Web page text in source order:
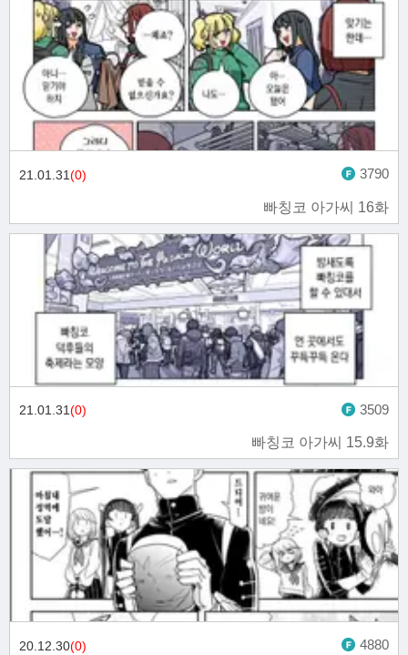
빠칭코 아가씨 16화
21.01.31(0) 3790
빠칭코 아가씨 15.9화
21.01.31(0) 3509
20.12.30(0) 4880